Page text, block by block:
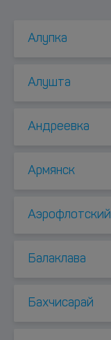
Алупка
Алушта
Андреевка
Армянск
Аэрофлотский
Балаклава
Бахчисарай